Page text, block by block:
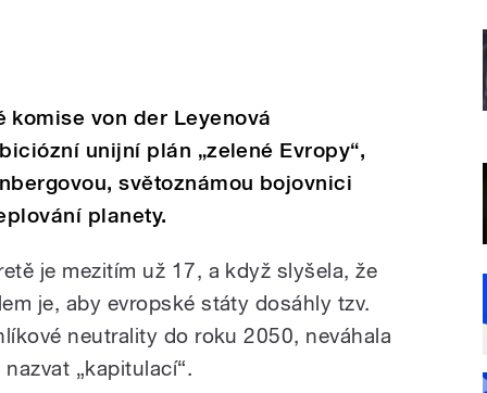
komise von der Leyenová
unijní plán „zelené Evropy“,
světoznámou bojovnici
planety.
je mezitím už 17, a když slyšela, že
je, aby evropské státy dosáhly tzv.
neutrality do roku 2050, neváhala
nazvat „kapitulací“.